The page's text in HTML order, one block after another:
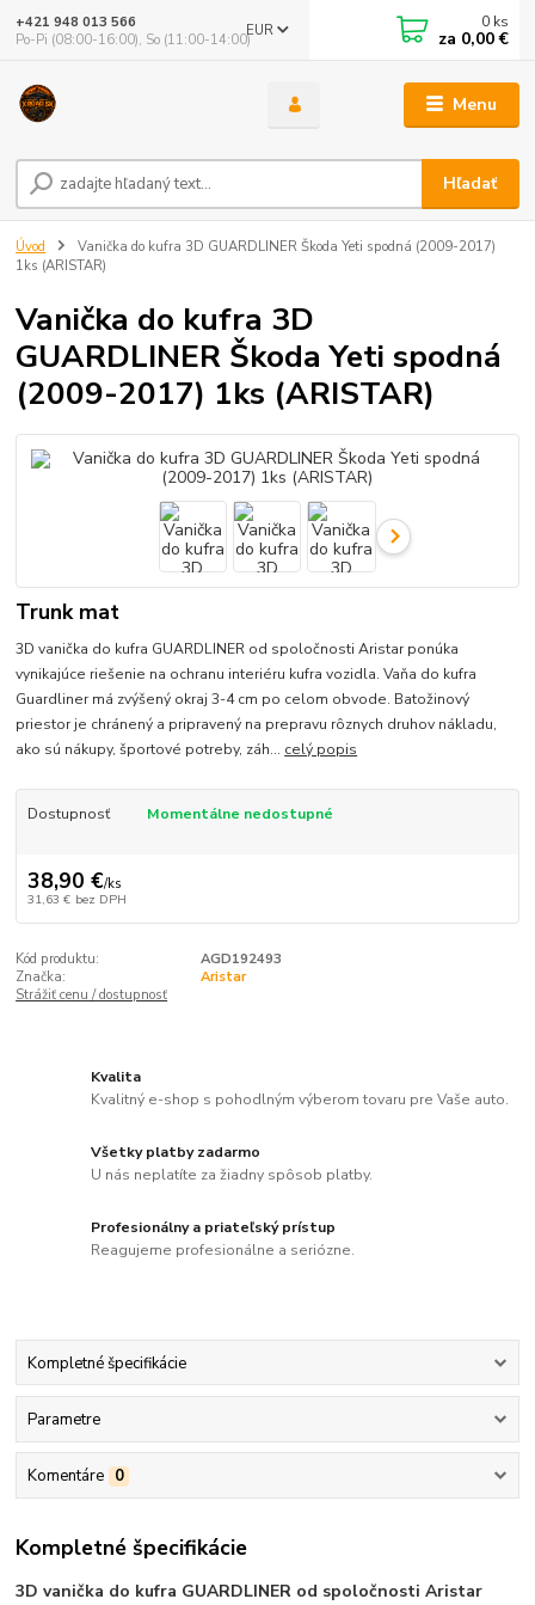
Menu
EUR
Hľadať
+421 948 013 566
Po-Pi (08:00-16:00), So (11:00-14:00)
0 ks
za 0,00 €
Úvod
Vanička do kufra 3D GUARDLINER Škoda Yeti spodná (2009-2017)
1ks (ARISTAR)
Vanička do kufra 3D
GUARDLINER Škoda Yeti spodná
(2009-2017) 1ks (ARISTAR)
Trunk mat
3D vanička do kufra GUARDLINER od spoločnosti Aristar ponúka
vynikajúce riešenie na ochranu interiéru kufra vozidla. Vaňa do kufra
Guardliner má zvýšený okraj 3-4 cm po celom obvode. Batožinový
priestor je chránený a pripravený na prepravu rôznych druhov nákladu,
ako sú nákupy, športové potreby, záh... celý popis
Dostupnosť Momentálne nedostupné
38,90 €/ks
31,63 € bez DPH
Kód produktu:
AGD192493
Značka:
Aristar
Strážiť cenu / dostupnosť
Kvalita
Kvalitný e-shop s pohodlným výberom tovaru pre Vaše auto.
Všetky platby zadarmo
U nás neplatíte za žiadny spôsob platby.
Profesionálny a priateľský prístup
Reagujeme profesionálne a seriózne.
Kompletné špecifikácie
Parametre
Komentáre 0
Kompletné špecifikácie
3D vanička do kufra GUARDLINER od spoločnosti Aristar